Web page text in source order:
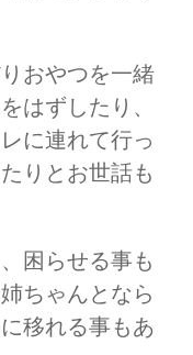
おやつを一緒
はずしたり、
に連れて行っ
りとお世話も
困らせる事も
ちゃんとなら
移れる事もあ